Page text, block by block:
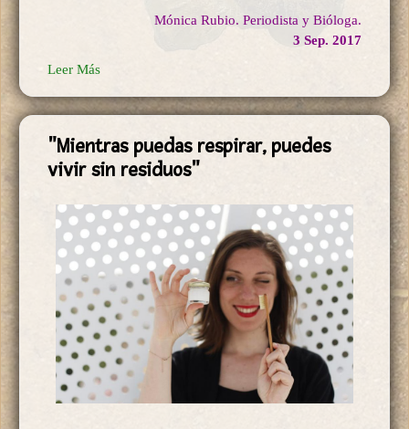
Mónica Rubio. Periodista y Bióloga.
3 Sep. 2017
Leer Más
"Mientras ​puedas respirar, puedes
vivir sin residuos"